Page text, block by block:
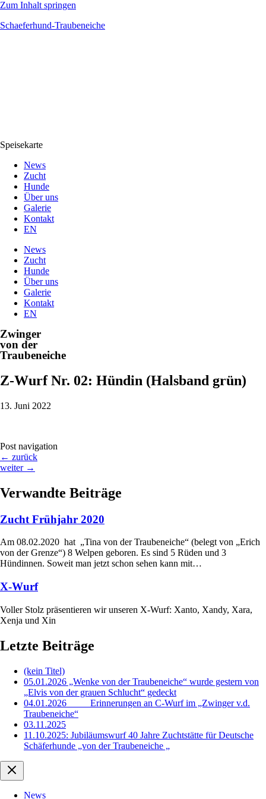
Zum Inhalt springen
Schaeferhund-Traubeneiche
Speisekarte
News
Zucht
Hunde
Über uns
Galerie
Kontakt
EN
News
Zucht
Hunde
Über uns
Galerie
Kontakt
EN
Zwinger
von der
Traubeneiche
Z-Wurf Nr. 02: Hündin (Halsband grün)
13. Juni 2022
Post navigation
← zurück
weiter →
Verwandte Beiträge
Zucht Frühjahr 2020
Am 08.02.2020 hat „Tina von der Traubeneiche“ (belegt von „Erich
von der Grenze“) 8 Welpen geboren. Es sind 5 Rüden und 3
Hündinnen. Soweit man jetzt schon sehen kann mit…
X-Wurf
Voller Stolz präsentieren wir unseren X-Wurf: Xanto, Xandy, Xara,
Xenja und Xin
Letzte Beiträge
(kein Titel)
05.01.2026 „Wenke von der Traubeneiche“ wurde gestern von
„Elvis von der grauen Schlucht“ gedeckt
04.01.2026 Erinnerungen an C-Wurf im „Zwinger v.d.
Traubeneiche“
03.11.2025
11.10.2025: Jubiläumswurf 40 Jahre Zuchtstätte für Deutsche
Schäferhunde „von der Traubeneiche „
News